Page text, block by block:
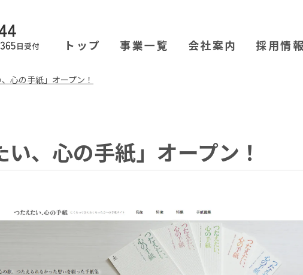
トップ 事業一覧 会社案内 採用情報
心の手紙」オープン！
、心の手紙」オープン！